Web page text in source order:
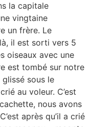
la capitale
vingtaine
un frère. Le
il est sorti vers 5
oiseaux avec une
est tombé sur notre
glissé sous le
au voleur. C’est
nous avons
après qu’il a crié